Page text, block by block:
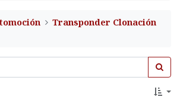
Transponder Clonación